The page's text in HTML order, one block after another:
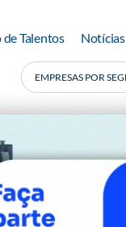
de Talentos Notícias